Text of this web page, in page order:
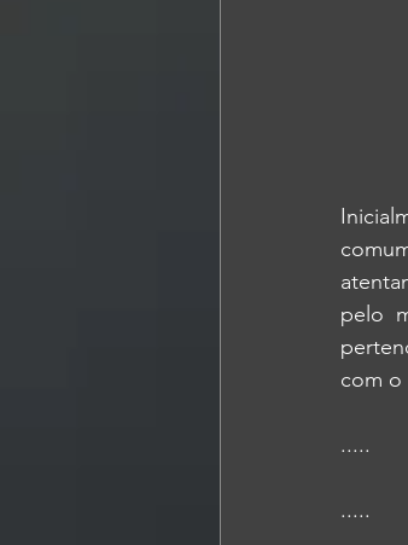
pelo
com o
.....
.....